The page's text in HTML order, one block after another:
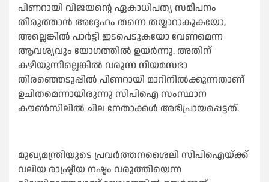
പിണറായി വിജയന്റെ ഏകാധിപത്യ സമീപനം
തിരുത്താൻ അദ്ദേഹം തന്നെ തയ്യാറാകുകയോ,
അല്ലെങ്കില്‍ പാർട്ടി ഇടപെടുകയോ വേണമെന്ന
ആവശ്യവും യോഗത്തില്‍ ഉയർന്നു. അതിന്
കഴിയുന്നില്ലെങ്കില്‍ വരുന്ന നിയമസഭാ
തിരഞ്ഞെടുപ്പില്‍ പിണറായി മാറിനില്‍ക്കുന്നതാണ്
ഉചിതമെന്നായിരുന്നു സിപിഐ സംസ്ഥാന
കൗണ്‍സിലില്‍ ചില നേതാക്കള്‍ അഭിപ്രായപ്പെട്ടത്.
മുഖ്യമന്ത്രിയുടെ പ്രവർത്തനശൈലി സിപിഐയ്ക്ക്
വലിയ രാഷ്ട്രീയ നഷ്ടം വരുത്തിയെന്ന